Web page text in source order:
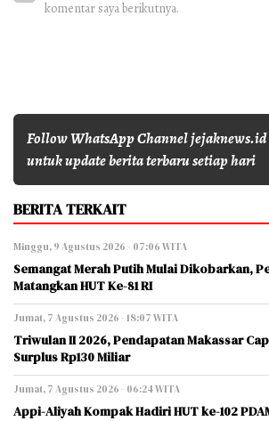
komentar saya berikutnya.
Follow WhatsApp Channel jejaknews.id
untuk update berita terbaru setiap hari
BERITA TERKAIT
Minggu, 9 Agustus 2026 - 07:06 WITA
Semangat Merah Putih Mulai Dikobarkan,
Matangkan HUT Ke-81 RI
Jumat, 7 Agustus 2026 - 18:07 WITA
Triwulan II 2026, Pendapatan Makassar
Surplus Rp130 Miliar
Jumat, 7 Agustus 2026 - 06:24 WITA
Appi-Aliyah Kompak Hadiri HUT ke-102